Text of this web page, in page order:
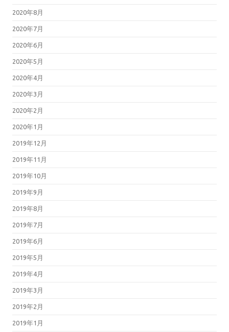
2020年8月
2020年7月
2020年6月
2020年5月
2020年4月
2020年3月
2020年2月
2020年1月
2019年12月
2019年11月
2019年10月
2019年9月
2019年8月
2019年7月
2019年6月
2019年5月
2019年4月
2019年3月
2019年2月
2019年1月